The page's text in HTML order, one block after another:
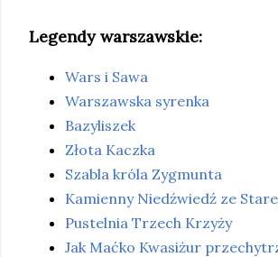
Legendy warszawskie:
Wars i Sawa
Warszawska syrenka
Bazyliszek
Złota Kaczka
Szabla króla Zygmunta
Kamienny Niedźwiedź ze
Pustelnia Trzech Krzyży
Jak Maćko Kwasiżur